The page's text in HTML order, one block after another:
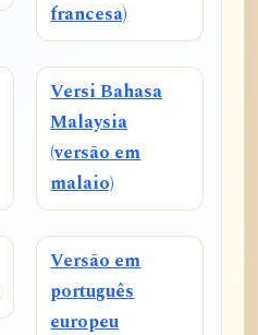
francesa)
Versi Bahasa
Malaysia
(versão em
malaio)
Versão em
português
europeu